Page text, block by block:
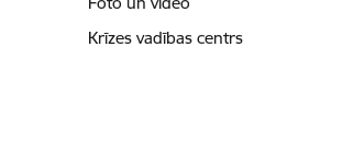
Krīzes vadības centrs